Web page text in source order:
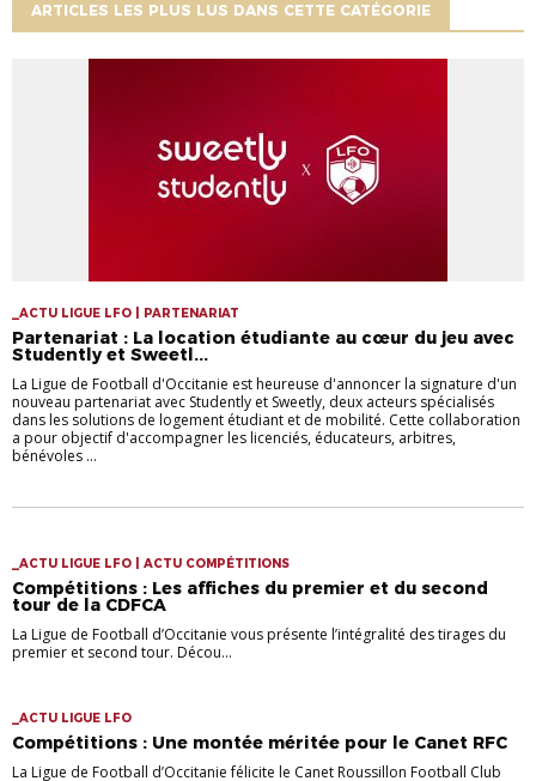
ARTICLES LES PLUS LUS DANS CETTE CATÉGORIE
_ACTU LIGUE LFO | PARTENARIAT
Partenariat : La location étudiante au cœur du jeu avec
Studently et Sweetl...
La Ligue de Football d'Occitanie est heureuse d'annoncer la signature d'un
nouveau partenariat avec Studently et Sweetly, deux acteurs spécialisés
dans les solutions de logement étudiant et de mobilité. Cette collaboration
a pour objectif d'accompagner les licenciés, éducateurs, arbitres,
bénévoles ...
_ACTU LIGUE LFO | ACTU COMPÉTITIONS
Compétitions : Les affiches du premier et du second
tour de la CDFCA
La Ligue de Football d’Occitanie vous présente l’intégralité des tirages du
premier et second tour. Décou...
_ACTU LIGUE LFO
Compétitions : Une montée méritée pour le Canet RFC
La Ligue de Football d’Occitanie félicite le Canet Roussillon Football Club